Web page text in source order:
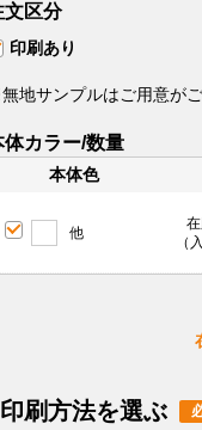
文区分
印刷あり
地サンプルはご用意がご
体カラー/数量
本体色
他
（
印刷方法を選ぶ